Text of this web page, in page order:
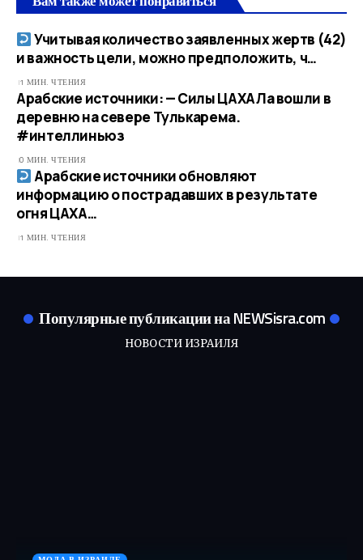
Учитывая количество заявленных жертв (42)
и важность цели, можно предположить, ч…​
1 МИН. ЧТЕНИЯ
Арабские источники: — Силы ЦАХАЛа вошли в
деревню на севере Тулькарема.
#интеллиньюз
0 МИН. ЧТЕНИЯ
Арабские источники обновляют
информацию о пострадавших в результате
огня ЦАХА…​
1 МИН. ЧТЕНИЯ
Популярные публикации на NEWSisra.com
НОВОСТИ ИЗРАИЛЯ